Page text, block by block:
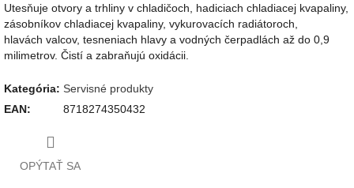
Utesňuje otvory a trhliny v chladičoch, hadiciach chladiacej kvapaliny,
zásobníkov chladiacej kvapaliny, vykurovacích radiátoroch,
hlavách valcov, tesneniach hlavy a vodných čerpadlách až do 0,9
milimetrov. Čistí a zabraňujú oxidácii.
Kategória: Servisné produkty
EAN: 8718274350432
OPÝTAŤ SA